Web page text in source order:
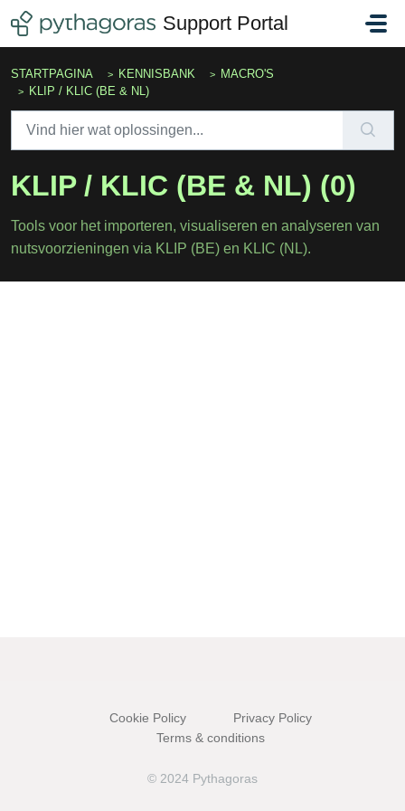
Doorgaan naar hoofdinhoud
Support Portal
STARTPAGINA KENNISBANK
MACRO'S
KLIP / KLIC (BE & NL)
KLIP / KLIC (BE & NL) (0)
Tools voor het importeren, visualiseren en analyseren van
nutsvoorzieningen via KLIP (BE) en KLIC (NL).
Cookie Policy
Privacy Policy
Terms & conditions
© 2024 Pythagoras